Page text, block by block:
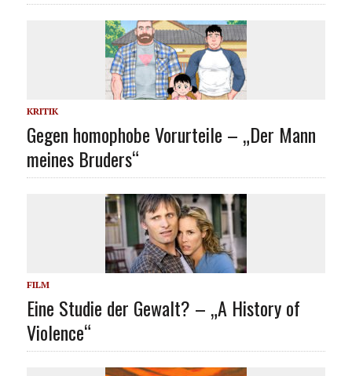
KRITIK
Gegen homophobe Vorurteile – „Der Mann
meines Bruders“
FILM
Eine Studie der Gewalt? – „A History of
Violence“